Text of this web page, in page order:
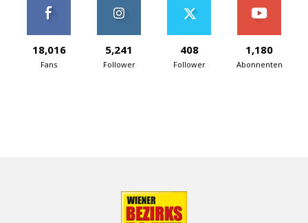
18,016
Fans
5,241
Follower
408
Follower
1,180
Abonnenten